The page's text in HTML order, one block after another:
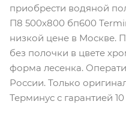
приобрести водяной
П8 500х800 бп600
низкой цене в Москве.
без полочки в цвете
форма лесенка.
России. Только
Терминус с гарантией 10